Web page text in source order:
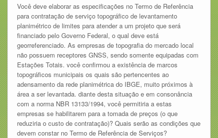
Você deve elaborar as especificações no Termo de Referência
para contratação de serviço topográfico de levantamento
planimétrico de limites para atender a um projeto que será
financiado pelo Governo Federal, o qual deve está
georreferenciado. As empresas de topografia do mercado local
não possuem receptores GNSS, sendo somente equipadas com
Estações Totais. você confirmou a existência de marcos
topográficos municipais os quais são pertencentes ao
adensamento da rede planimétrica do IBGE, muito próximos à
área a ser levantada. diante desta situação e em consonância
com a norma NBR 13133/1994, você permitiria a estas
empresas se habilitarem para a tomada de preços (o que
reduziria o custo de contratação)? Quais serão as condições que
devem constar no Termo de Referência de Serviços?